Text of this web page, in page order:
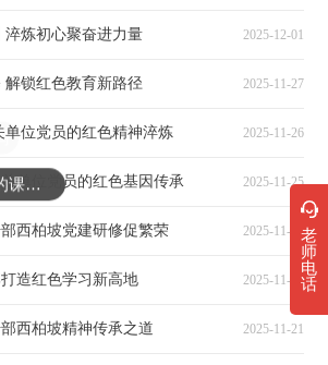
淬炼初心聚奋进力量 2025-12-01
解锁红色教育新路径 2025-11-27
位党员的红色精神淬炼 2025-11-26
单位党员的红色基因传承 2025-11-25
西柏坡党建研修促繁荣 2025-11-24
造红色学习新高地 2025-11-22
西柏坡精神传承之道 2025-11-21
老
师
电
话
可以介绍下你们的课程吗？